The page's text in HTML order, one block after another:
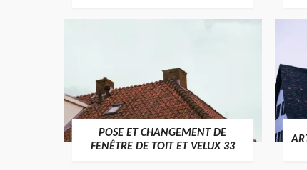
POSE ET CHANGEMENT DE
FENÊTRE DE TOIT ET VELUX 33